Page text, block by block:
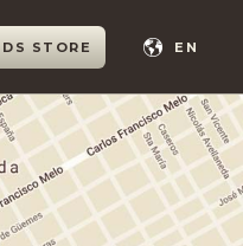
DS STORE EN